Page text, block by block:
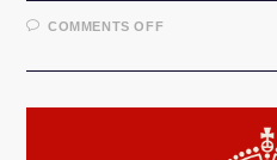
COMMENTS OFFON
GROZEA
DREPTURI